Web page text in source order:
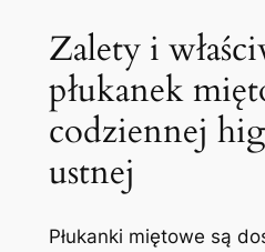
Zalety i
płukanek
codziennej
ustnej
Płukanki miętowe są